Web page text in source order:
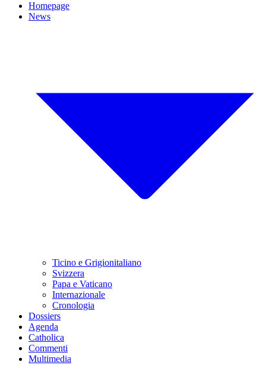
Homepage
News
Ticino e Grigionitaliano
Svizzera
Papa e Vaticano
Internazionale
Cronologia
Dossiers
Agenda
Catholica
Commenti
Multimedia